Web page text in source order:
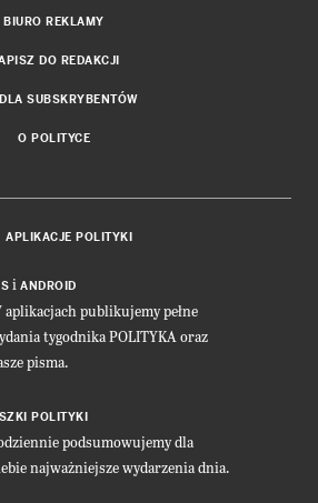
BIURO REKLAMY
DO REDAKCJI
SUBSKRYBENTÓW
O POLITYCE
APLIKACJE POLITYKI
i ANDROID
aplikacjach publikujemy pełne
tygodnika POLITYKA oraz
pisma.
POLITYKI
podsumowujemy dla
najważniejsze wydarzenia dnia.